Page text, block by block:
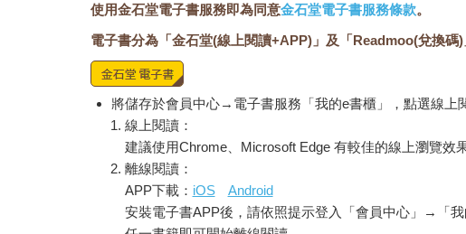
使用金石堂電子書服務即為同意金石堂電子書服務條款。
電子書分為「金石堂(線上閱讀+APP)」及「Readmoo(兌換碼)
將儲存於會員中心→電子書服務「我的e書櫃」，點選線上
線上閱讀：
建議使用Chrome、Microsoft Edge 有較佳的線上瀏覽效
離線閱讀：
APP下載： iOS
Android
安裝電子書APP後，請依照提示登入「會員中心」→「